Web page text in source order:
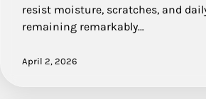
resist moisture, scratches, and
remaining remarkably…
April 2, 2026